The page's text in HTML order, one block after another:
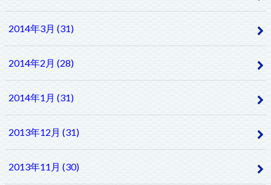
2014年3月 (31)
2014年2月 (28)
2014年1月 (31)
2013年12月 (31)
2013年11月 (30)